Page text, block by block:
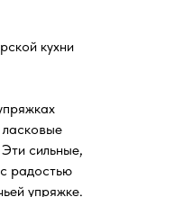
кухни
сильные,
радостью
упряжке.